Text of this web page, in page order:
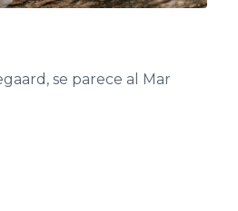
se parece al Mar